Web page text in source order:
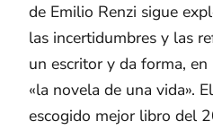
de Emilio Renzi sigue
las incertidumbres y las
un escritor y da forma,
«la novela de una vida».
escogido mejor libro del